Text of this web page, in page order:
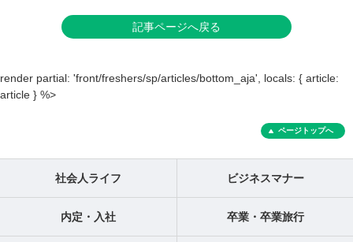
記事ページへ戻る
render partial: 'front/freshers/sp/articles/bottom_aja', locals: { article:
article } %>
ページトップへ
社会人ライフ ビジネスマナー
内定・入社 卒業・卒業旅行